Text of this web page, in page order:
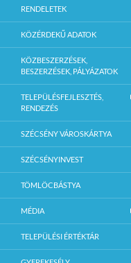
RENDELETEK
KÖZÉRDEKŰ ADATOK
KÖZBESZERZÉSEK,
BESZERZÉSEK, PÁLYÁZATOK
TELEPÜLÉSFEJLESZTÉS,
RENDEZÉS
SZÉCSÉNY VÁROSKÁRTYA
SZÉCSÉNYINVEST
TÖMLÖCBÁSTYA
MÉDIA
TELEPÜLÉSI ÉRTÉKTÁR